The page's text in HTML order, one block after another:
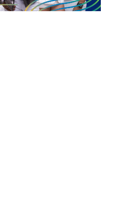
foi o de um possível pênalti a favor